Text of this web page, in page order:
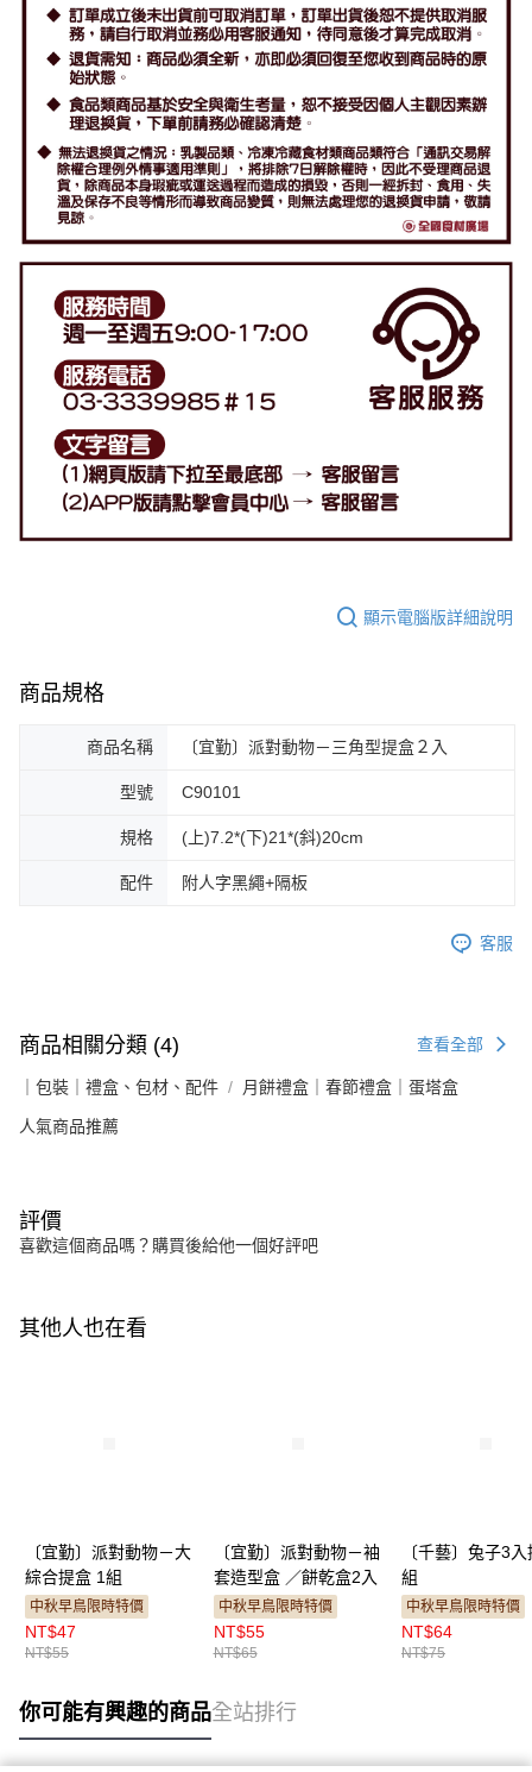
顯示電腦版詳細說明
商品規格
商品名稱 〔宜勤〕派對動物－三角型提盒２入
型號 C90101
規格 (上)7.2*(下)21*(斜)20cm
配件 附人字黑繩+隔板
客服
商品相關分類 (4) 查看全部
｜包裝｜禮盒、包材、配件 月餅禮盒｜春節禮盒｜蛋塔盒
人氣商品推薦
評價
喜歡這個商品嗎？購買後給他一個好評吧
其他人也在看
〔宜勤〕派對動物－大
綜合提盒 1組
中秋早鳥限時特價
NT$47
NT$55
〔宜勤〕派對動物－袖
套造型盒 ／餅乾盒2入
中秋早鳥限時特價
NT$55
NT$65
〔千藝〕兔子3
組
中秋早鳥限時特價
NT$64
NT$75
你可能有興趣的商品全站排行